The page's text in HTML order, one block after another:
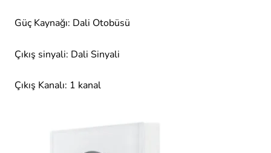
Güç Kaynağı: Dali Otobüsü
Çıkış sinyali: Dali Sinyali
Çıkış Kanalı: 1 kanal